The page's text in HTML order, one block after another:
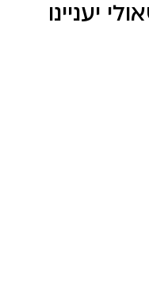
יעניינו